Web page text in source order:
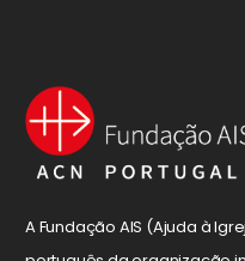
A Fundação AIS (Ajuda à